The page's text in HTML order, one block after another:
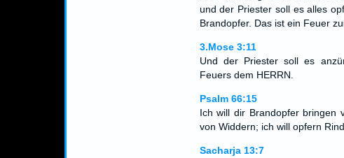
und der Priester soll es alles
Brandopfer. Das ist ein Feuer
3.Mose 3:11
Und der Priester soll es
Feuers dem HERRN.
Psalm 66:15
Ich will dir Brandopfer bringen
von Widdern; ich will opfern
Sacharja 13:7